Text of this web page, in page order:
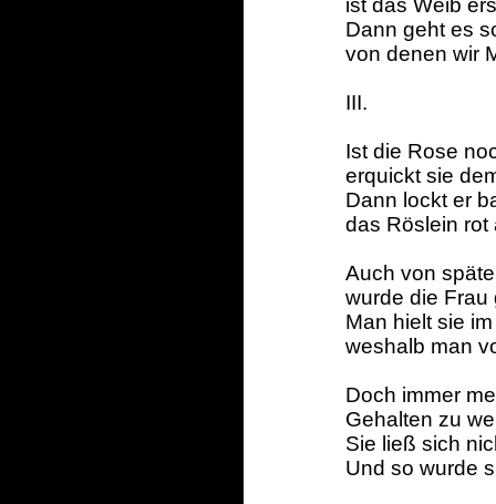
ist das Weib
Dann geht es
von denen wir
III.
Ist die Rose
erquickt sie
Dann lockt er
das Röslein rot
Auch von
wurde die Frau
Man hielt sie
weshalb man
Doch immer
Gehalten zu
Sie ließ sich
Und so wurde